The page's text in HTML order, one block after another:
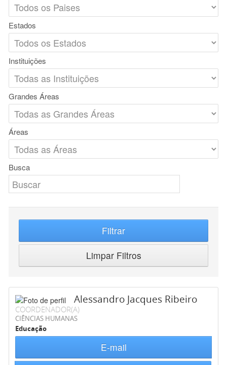
Estados
Instituições
Grandes Áreas
Áreas
Busca
Filtrar
Limpar Filtros
Alessandro Jacques Ribeiro
COORDENADOR(A)
CIÊNCIAS HUMANAS
Educação
E-mail